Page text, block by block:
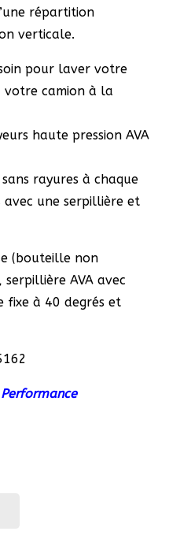
répartition
verticale.
pour laver votre
camion à la
haute pression AVA
rayures à chaque
une serpillière et
(bouteille non
AVA avec
fixe à 40 degrés et